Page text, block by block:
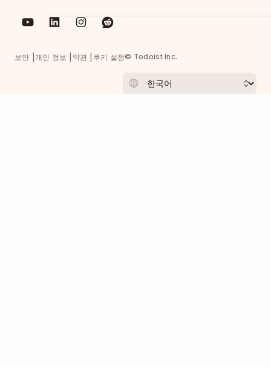
보안 개인 정보 약관 쿠키 설정© Todoist Inc.